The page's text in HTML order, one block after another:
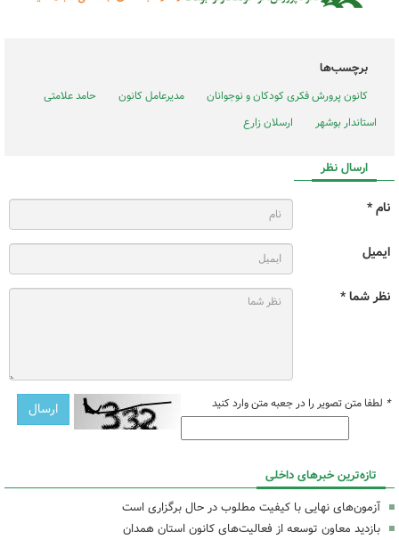
برچسب‌ها
کانون پرورش فکری کودکان و نوجوانان مدیرعامل کانون
حامد علامتی
استاندار بوشهر
ارسلان زارع
ارسال نظر
نام *
ایمیل
نظر شما *
* لطفا متن تصویر را در جعبه متن وارد کنید
تازه‌ترین خبرهای داخلی
آزمون‌های نهایی با کیفیت مطلوب در حال برگزاری است
بازدید معاون توسعه از فعالیت‌های کانون استان همدان